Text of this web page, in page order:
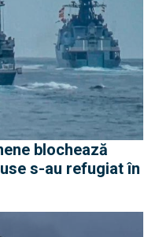
blochează
s-au refugiat în